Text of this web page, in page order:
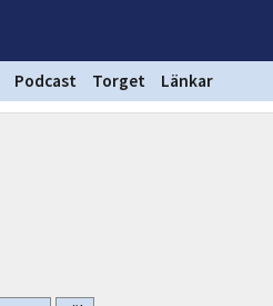
Podcast Torget Länkar